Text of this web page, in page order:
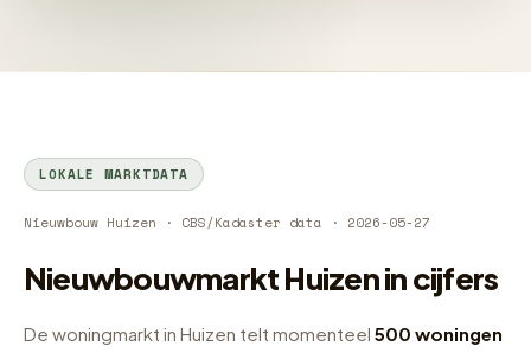
LOKALE MARKTDATA
Nieuwbouw Huizen · CBS/Kadaster data · 2026-05-27
Nieuwbouwmarkt Huizen in cijfers
De woningmarkt in Huizen telt momenteel 500 woningen